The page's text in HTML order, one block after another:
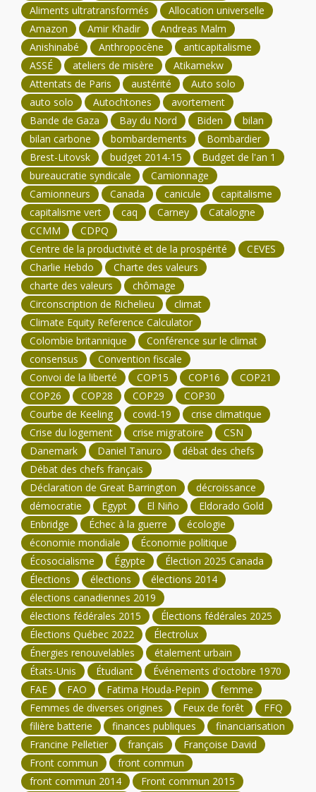
Aliments ultratransformés
Allocation universelle
Amazon
Amir Khadir
Andreas Malm
Anishinabé
Anthropocène
anticapitalisme
ASSÉ
ateliers de misère
Atikamekw
Attentats de Paris
austérité
Auto solo
auto solo
Autochtones
avortement
Bande de Gaza
Bay du Nord Biden
bilan
bilan carbone
bombardements
Bombardier
Brest-Litovsk
budget 2014-15
Budget de l'an 1
bureaucratie syndicale
Camionnage
Camionneurs
Canada canicule
capitalisme
capitalisme vert
caq Carney
Catalogne
CCMM
CDPQ
Centre de la productivité et de la prospérité
CEVES
Charlie Hebdo
Charte des valeurs
charte des valeurs
chômage
Circonscription de Richelieu
climat
Climate Equity Reference Calculator
Colombie britannique
Conférence sur le climat
consensus
Convention fiscale
Convoi de la liberté
COP15 COP16
COP21
COP26
COP28 COP29
COP30
Courbe de Keeling
covid-19
crise climatique
Crise du logement
crise migratoire
CSN
Danemark
Daniel Tanuro
débat des chefs
Débat des chefs français
Déclaration de Great Barrington
décroissance
démocratie
Egypt El Niño
Eldorado Gold
Enbridge
Échec à la guerre
écologie
économie mondiale
Économie politique
Écosocialisme
Égypte
Élection 2025 Canada
Élections
élections
élections 2014
élections canadiennes 2019
élections fédérales 2015
Élections fédérales 2025
Élections Québec 2022
Électrolux
Énergies renouvelables
étalement urbain
États-Unis
Étudiant
Événements d'octobre 1970
FAE
FAO Fatima Houda-Pepin
femme
Femmes de diverses origines
Feux de forêt
FFQ
filière batterie
finances publiques
financiarisation
Francine Pelletier
français
Françoise David
Front commun
front commun
front commun 2014
Front commun 2015